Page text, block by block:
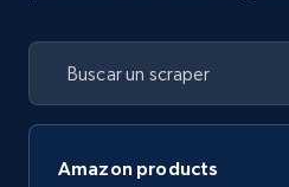
Amazon products